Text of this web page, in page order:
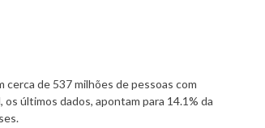
de 537 milhões de pessoas com
últimos dados, apontam para 14.1% da